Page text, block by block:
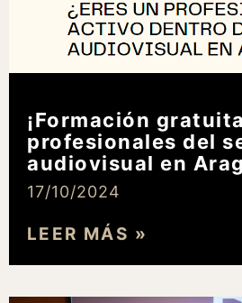
¡Formación
profesionales del
audiovisual en
17/10/2024
LEER MÁS »